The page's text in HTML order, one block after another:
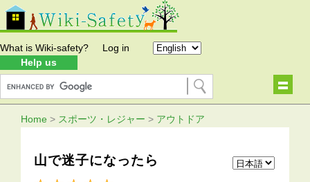
What is Wiki-safety?
Help us
Log in
Home > スポーツ・レジャー > アウトドア
山で迷子になったら